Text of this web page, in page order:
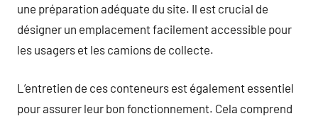
une préparation adéquate du site. Il est crucial de
désigner un emplacement facilement accessible pour
les usagers et les camions de collecte.
L’entretien de ces conteneurs est également essentiel
pour assurer leur bon fonctionnement. Cela comprend